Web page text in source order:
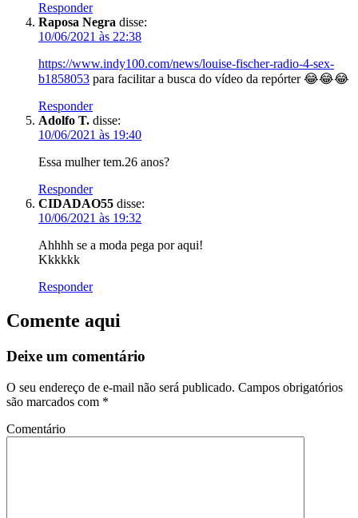
Responder
Raposa Negra disse:
10/06/2021 às 22:38
https://www.indy100.com/news/louise-fischer-radio-4-sex-
b1858053 para facilitar a busca do vídeo da repórter 😂😂😂
Responder
Adolfo T. disse:
10/06/2021 às 19:40
Essa mulher tem.26 anos?
Responder
CIDADAO55 disse:
10/06/2021 às 19:32
Ahhhh se a moda pega por aqui!
Kkkkkk
Responder
Comente aqui
Deixe um comentário
O seu endereço de e-mail não será publicado. Campos obrigatórios
são marcados com *
Comentário